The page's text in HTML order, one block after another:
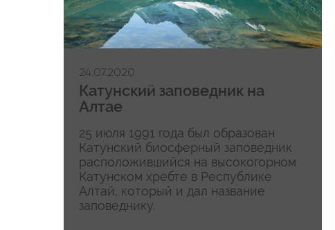
24.07.2020
Катунский заповедник на
Алтае
25 июля 1991 года был образован
Катунский биосферный заповедник
расположившийся на высокогорном
Катунском хребте в Республике
Алтай, который и дал название
заповеднику.